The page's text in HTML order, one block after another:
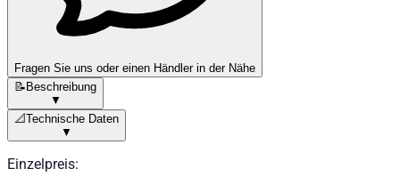
Fragen Sie uns oder einen Händler in der Nähe
📝Beschreibung
▼
📐Technische Daten
▼
Einzelpreis: